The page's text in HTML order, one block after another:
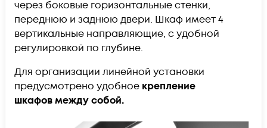
через боковые горизонтальные стенки,
переднюю и заднюю двери. Шкаф имеет 4
вертикальные направляющие, с удобной
регулировкой по глубине.
Для организации линейной установки
предусмотрено удобное крепление
шкафовмежду собой.